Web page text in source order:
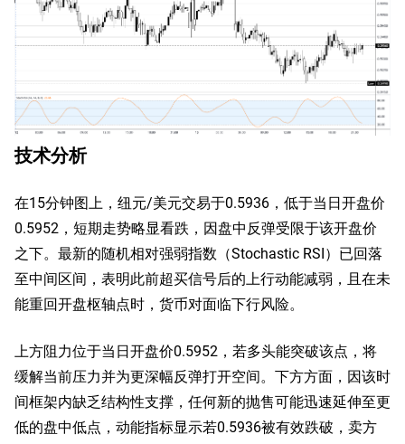
技术分析
在15分钟图上，纽元/美元交易于0.5936，低于当日开盘价
0.5952，短期走势略显看跌，因盘中反弹受限于该开盘价
之下。最新的随机相对强弱指数（Stochastic RSI）已回落
至中间区间，表明此前超买信号后的上行动能减弱，且在未
能重回开盘枢轴点时，货币对面临下行风险。
上方阻力位于当日开盘价0.5952，若多头能突破该点，将
缓解当前压力并为更深幅反弹打开空间。下方方面，因该时
间框架内缺乏结构性支撑，任何新的抛售可能迅速延伸至更
低的盘中低点，动能指标显示若0.5936被有效跌破，卖方